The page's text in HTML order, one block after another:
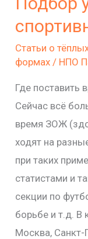
Статьи о
формах / НПО
Где
Сейчас всё
время ЗОЖ
ходят на
при таких
статистами и
секции по
борьбе и т.д. В
Москва, Санкт-
под
спортивный